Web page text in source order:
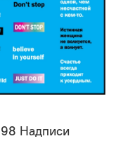
Надписи